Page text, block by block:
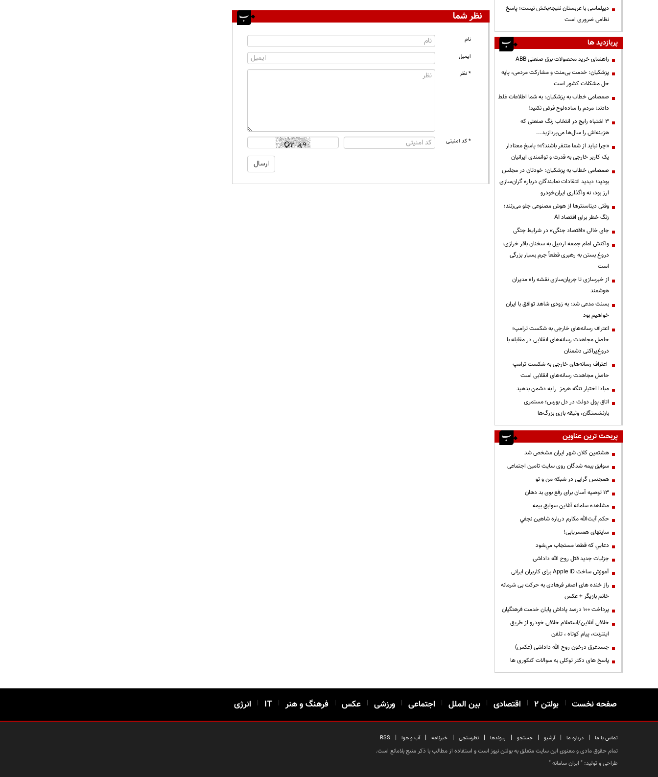
نظر شما
نام
ایمیل
* نظر
* کد امنیتی
دیپلماسی با عربستان نتیجه‌بخش نیست؛ پاسخ
نظامی ضروری است
پربازدید ها
راهنمای خرید محصولات برق صنعتی ABB
پزشکیان: خدمت بی‌منت و مشارکت مردمی، پایه
حل مشکلات کشور است
صمصامی خطاب به پزشکیان: به شما اطلاعات غلط
دادند؛ مردم را ساده‌لوح فرض نکنید!
3 اشتباه رایج در انتخاب رنگ صنعتی که
هزینه‌اش را سال‌ها می‌پردازید...
«چرا نباید از شما متنفر باشند؟»؛ پاسخ معنادار
یک کاربر خارجی به قدرت و توانمندی ایرانیان
صمصامی خطاب به پزشکیان: خودتان در مجلس
بودید؛ دیدید انتقادات نمایندگان درباره گران‌سازی
ارز بود، نه واگذاری ایران‌خودرو
وقتی دیتاسنترها از هوش مصنوعی جلو می‌زنند؛
زنگ خطر برای اقتصاد AI
جای خالی «اقتصاد جنگی» در شرایط جنگی
واکنش امام جمعه اردبیل به سخنان باقر خرازی:
دروغ بستن به رهبری قطعاً جرم بسیار بزرگی
است
از خبرسازی تا جریان‌سازی نقشه راه مدیران
هوشمند
بسنت مدعی شد: به زودی شاهد توافق با ایران
خواهیم بود
اعتراف رسانه‌های خارجی به شکست ترامپ؛
حاصل مجاهدت رسانه‌های انقلابی در مقابله با
دروغ‌پراکنی دشمنان
اعتراف رسانه‌های خارجی به شکست ترامپ
حاصل مجاهدت رسانه‌های انقلابی است
مبادا اختیار تنگه هرمز را به دشمن بدهید
اتاق پول دولت در دل بورس؛ مستمری
بازنشستگان، وثیقه بازی بزرگ‌ها
پربحث ترین عناوین
هشتمین کلان شهر ایران مشخص شد
سوابق بیمه شدگان روی سایت تامین اجتماعی
همجنس گرایی در شبکه من و تو
13 توصیه آسان برای رفع بوی بد دهان
مشاهده سامانه آنلاين سوابق بیمه
حكم آيت‌الله مكارم درباره شاهين نجفي
سایتهای همسریابی!
دعايي كه قطعا مستجاب مي‌شود
جزئیات جدید قتل روح الله داداشی
آموزش ساخت Apple ID برای کاربران ایرانی
راز خنده های اصغر فرهادی به حرکت بی شرمانه
خانم بازیگر + عکس
پرداخت ۱۰۰ درصد پاداش پایان خدمت فرهنگیان
خلافی آنلاین/استعلام خلافی خودرو از طریق
اینترنت، پیام کوتاه ، تلفن
جسدغرق درخون روح الله داداشی (عکس)
پاسخ های دکتر توکلی به سوالات کنکوری ها
صفحه نخست | بولتن ۲ | اقتصادی | بین الملل | اجتماعی | ورزشی | عکس | فرهنگ و هنر |
IT
| انرژی
تماس با ما | درباره ما | آرشیو | جستجو | پیوندها | نظرسنجی | خبرنامه | آب و هوا |
RSS
تمام حقوق مادی و معنوی این سایت متعلق به بولتن نیوز است و استفاده از مطالب با ذکر منبع بلامانع است.
طراحی و تولید: " ایران سامانه"